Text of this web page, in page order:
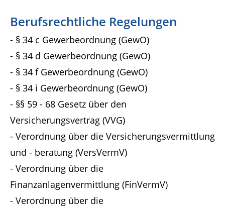
Berufsrechtliche Regelungen
- § 34 c Gewerbeordnung (GewO)
- § 34 d Gewerbeordnung (GewO)
- § 34 f Gewerbeordnung (GewO)
- § 34 i Gewerbeordnung (GewO)
- §§ 59 - 68 Gesetz über den
Versicherungsvertrag (VVG)
- Verordnung über die Versicherungsvermittlung
und - beratung (VersVermV)
- Verordnung über die
Finanzanlagenvermittlung (FinVermV)
- Verordnung über die